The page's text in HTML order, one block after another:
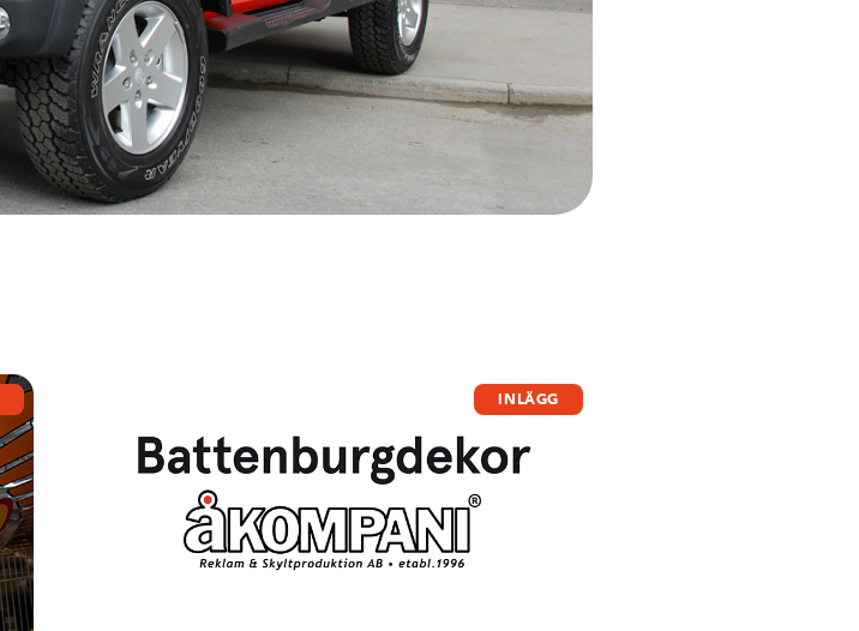
INLÄGG